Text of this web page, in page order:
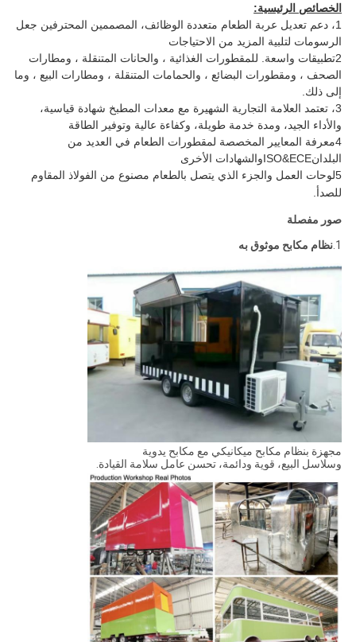
الخصائص الرئيسية:
1، دعم تعديل عربة الطعام متعددة الوظائف، المصممين المحترفين جعل
الرسومات لتلبية المزيد من الاحتياجات
2تطبيقات واسعة. للمقطورات الغذائية ، والحانات المتنقلة ، ومطارات
الصحف ، ومقطورات البضائع ، والحمامات المتنقلة ، ومطارات البيع ، وما
إلى ذلك.
3، تعتمد العلامة التجارية الشهيرة مع معدات المطبخ شهادة قياسية،
والأداء الجيد، ومدة خدمة طويلة، وكفاءة عالية وتوفير الطاقة
4معرفة المعايير المخصصة لمقطورات الطعام في العديد من
البلدانISO&ECEوالشهادات الأخرى
5لوحات العمل والجزء الذي يتصل بالطعام مصنوع من الفولاذ المقاوم
للصدأ.
صور مفصلة
1. نظام مكابح موثوق به
مجهزة بنظام مكابح ميكانيكي مع مكابح يدوية
وسلاسل البيع، قوية ودائمة، تحسن عامل سلامة القيادة.